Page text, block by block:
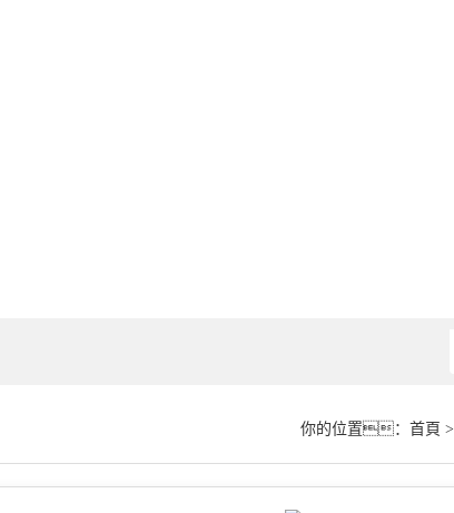
你的位置： 首頁 >